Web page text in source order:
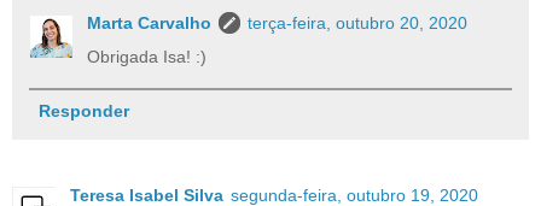
Marta Carvalho
terça-feira, outubro 20, 2020
Obrigada Isa! :)
Responder
Teresa Isabel Silva segunda-feira, outubro 19, 2020